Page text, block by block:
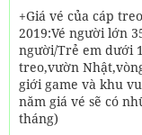
+Giá vé của cáp
2019:Vé người lớn
người/Trẻ em dưới
treo,vườn
giới game và khu
năm giá vé sẽ có
tháng)